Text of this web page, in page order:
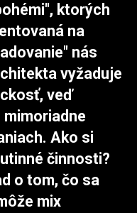
ktorých
na
nás
vyžaduje
veď
Ako si
činnosti?
o tom, čo sa
mix